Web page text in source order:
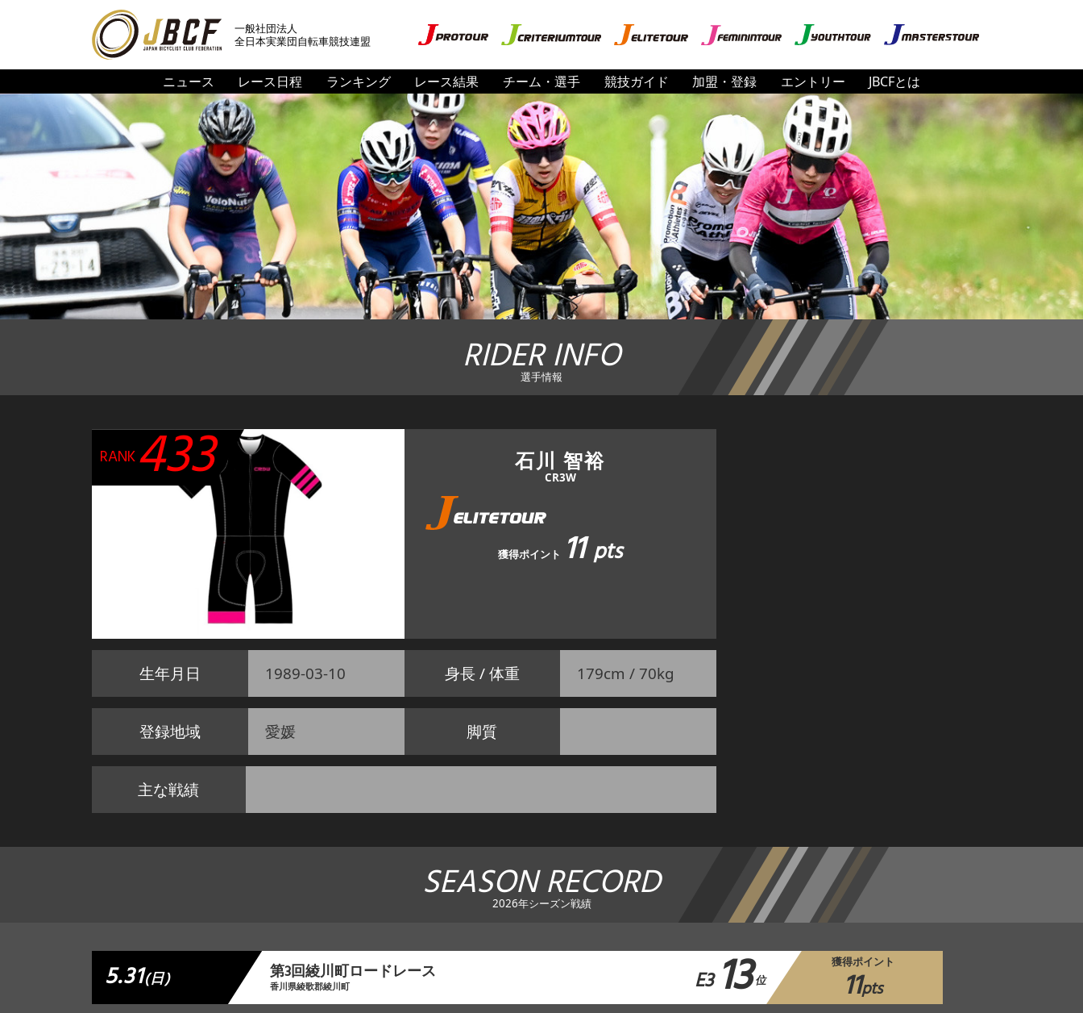
一般社団法人
全日本実業団自転車競技連盟
ニュース レース日程 ランキング レース結果 チーム・選手 競技ガイド 加盟・登録 エントリー JBCFとは
RIDER INFO
選手情報
RANK433 石川 智裕
CR3W
獲得ポイント 11pts
生年月日 1989-03-10 身長 / 体重 179cm / 70kg
登録地域 愛媛 脚質
主な戦績
SEASON RECORD
2026年シーズン戦績
5.31(日) 第3回綾川町ロードレース
香川県綾歌郡綾川町 E3 13 位
獲得ポイント
11pts